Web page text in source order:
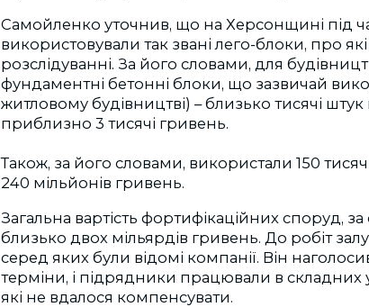
Самойленко уточнив, що на Херсонщині під
використовували так звані лего-блоки, про
розслідуванні. За його словами, для
фундаментні бетонні блоки, що зазвичай
житловому будівництві) – близько тисячі штук
приблизно 3 тисячі гривень.
Також, за його словами, використали 150
240 мільйонів гривень.
Загальна вартість фортифікаційних споруд,
близько двох мільярдів гривень. До робіт
серед яких були відомі компанії. Він
терміни, і підрядники працювали в складних
які не вдалося компенсувати.